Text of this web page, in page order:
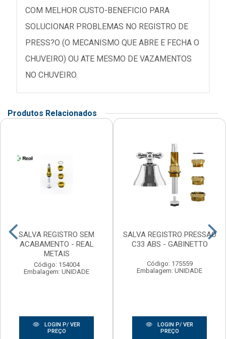
COM MELHOR CUSTO-BENEFICIO PARA
SOLUCIONAR PROBLEMAS NO REGISTRO DE
PRESS?O (O MECANISMO QUE ABRE E FECHA O
CHUVEIRO) OU ATE MESMO DE VAZAMENTOS
NO CHUVEIRO.
Produtos Relacionados
SALVA REGISTRO SEM
ACABAMENTO - REAL
METAIS
Código: 154004
Embalagem: UNIDADE
LOGIN P/ VER
PREÇO
SALVA REGISTRO PRESSAO
C33 ABS - GABINETTO
Código: 175559
Embalagem: UNIDADE
LOGIN P/ VER
PREÇO